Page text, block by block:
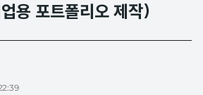
용 포트폴리오 제작)